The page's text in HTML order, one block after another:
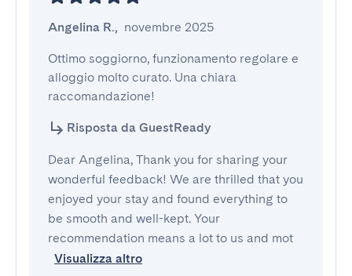
Angelina R., novembre 2025
Ottimo soggiorno, funzionamento regolare e
alloggio molto curato. Una chiara
raccomandazione!
Risposta da GuestReady
Dear Angelina, Thank you for sharing your
wonderful feedback! We are thrilled that you
enjoyed your stay and found everything to
be smooth and well-kept. Your
recommendation means a lot to us and mot
Visualizza altro